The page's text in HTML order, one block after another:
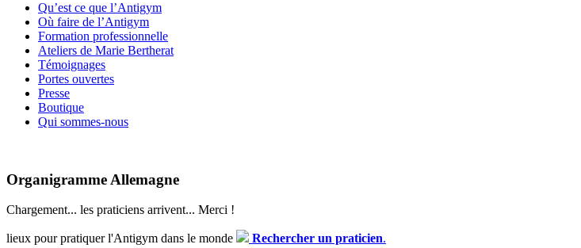
Qu’est ce que l’Antigym
Où faire de l’Antigym
Formation professionnelle
Ateliers de Marie Bertherat
Témoignages
Portes ouvertes
Presse
Boutique
Qui sommes-nous
Organigramme Allemagne
Chargement... les praticiens arrivent... Merci !
lieux pour pratiquer l'Antigym dans le monde Rechercher un praticien.